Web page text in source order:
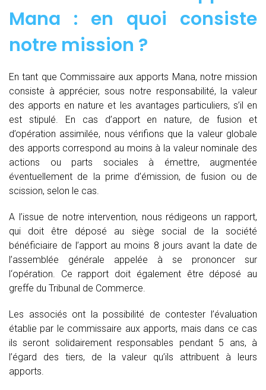
Mana : en quoi consiste
notre mission ?
En tant que Commissaire aux apports Mana, notre mission
consiste à apprécier, sous notre responsabilité, la valeur
des apports en nature et les avantages particuliers, s’il en
est stipulé. En cas d’apport en nature, de fusion et
d’opération assimilée, nous vérifions que la valeur globale
des apports correspond au moins à la valeur nominale des
actions ou parts sociales à émettre, augmentée
éventuellement de la prime d’émission, de fusion ou de
scission, selon le cas.
A l’issue de notre intervention, nous rédigeons un rapport,
qui doit être déposé au siège social de la société
bénéficiaire de l’apport au moins 8 jours avant la date de
l’assemblée générale appelée à se prononcer sur
l‘opération. Ce rapport doit également être déposé au
greffe du Tribunal de Commerce.
Les associés ont la possibilité de contester l’évaluation
établie par le commissaire aux apports, mais dans ce cas
ils seront solidairement responsables pendant 5 ans, à
l’égard des tiers, de la valeur qu’ils attribuent à leurs
apports.